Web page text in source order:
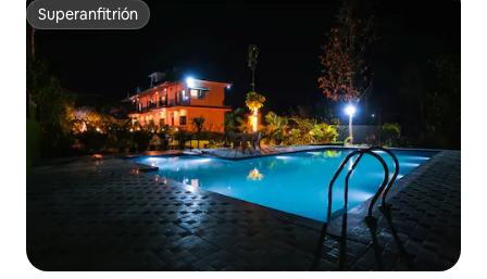
Superanfitrión
Superanfitrión